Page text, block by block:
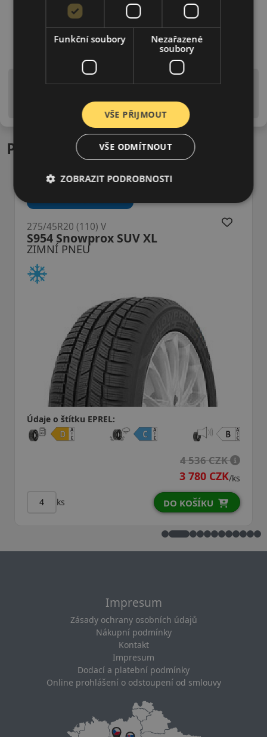
Upozornění! Hodnoty na štítku jsou pouze
is EU štítky ve smyslu dosud platné (předchozí) legislativy.
Podobné produkty
DO KOŠÍKU
WinterHawk 4 XL
ks
Impresum
Zásady ochrany osobních údajů
Nákupní podmínky
Kontakt
Impresum
Dodací a platební podmínky
Online prohlášení o odstoupení od smlouvy
Funkční soubory
Nezařazené
soubory
VŠE PŘIJMOUT
VŠE ODMÍTNOUT
ZOBRAZIT PODROBNOSTI